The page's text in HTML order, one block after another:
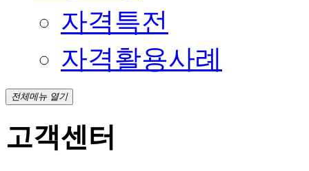
자격특전
자격활용사례
전체메뉴 열기
고객센터